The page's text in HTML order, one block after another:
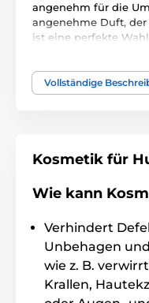
angenehm für die
angenehme Duft, der
ist eine perfekte
unangenehm
frischen Duft nach
Wert, wirkt nicht
Wie zu verwenden:
und über den Körper
aus einer Entfernung
Tieres gesprüht
Inhaltsstoffe:
Vollständige
Kosmetik für
Wie kann
Verhindert
Unbehagen
wie z. B.
Krallen,